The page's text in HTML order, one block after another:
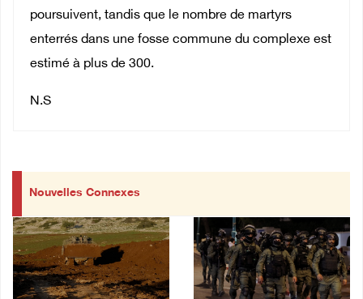
poursuivent, tandis que le nombre de martyrs
enterrés dans une fosse commune du complexe est
estimé à plus de 300.
N.S
Nouvelles Connexes